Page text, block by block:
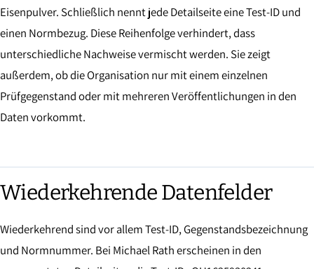
Eisenpulver. Schließlich nennt jede Detailseite eine Test-ID und
einen Normbezug. Diese Reihenfolge verhindert, dass
unterschiedliche Nachweise vermischt werden. Sie zeigt
außerdem, ob die Organisation nur mit einem einzelnen
Prüfgegenstand oder mit mehreren Veröffentlichungen in den
Daten vorkommt.
Wiederkehrende Datenfelder
Wiederkehrend sind vor allem Test-ID, Gegenstandsbezeichnung
und Normnummer. Bei Michael Rath erscheinen in den